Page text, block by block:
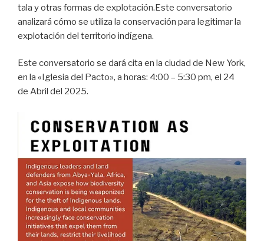
tala y otras formas de explotación.Este conversatorio
analizará cómo se utiliza la conservación para legitimar la
explotación del territorio indígena.
Este conversatorio se dará cita en la ciudad de New York,
en la «Iglesia del Pacto», a horas: 4:00 – 5:30 pm, el 24
de Abril del 2025.